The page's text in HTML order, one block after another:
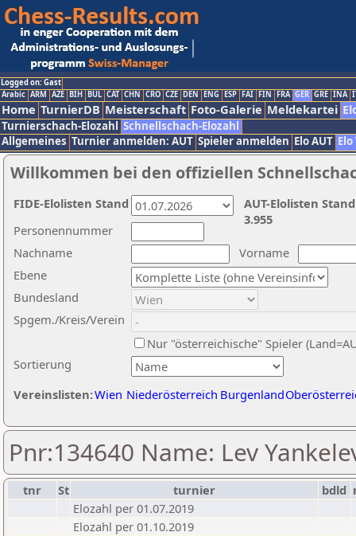
Logged on: Gast
Arabic ARM AZE BIH BUL CAT CHN CRO CZE DEN ENG ESP FAI FIN FRA GER GRE INA
Home TurnierDB Meisterschaft Foto-Galerie Meldekartei
Turnierschach-Elozahl Schnellschach-Elozahl
Allgemeines Turnier anmelden: AUT Spieler anmelden Elo AUT
Willkommen bei den offiziellen
Nachname
Vorname
Ebene
Sortierung
Personennummer
Bundesland
Spgem./Kreis/Verein
Nur "österreichische" Spieler
Vereinslisten:Wien Niederösterreich Burgenland
AUT-Elolisten
3.955
FIDE-Elolisten Stand
Pnr:134640 Name: Lev
tnr St turnier bdld
Elozahl per 01.07.2019
Elozahl per 01.10.2019